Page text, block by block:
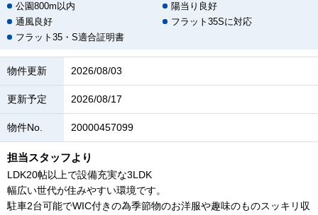
公園800m以内
陽当り良好
通風良好
フラット35Sに対応
フラット35・S適合証明書
物件更新 2026/08/03
更新予定 2026/08/17
物件No. 20000457099
担当スタッフより
LDK20帖以上で設備充実な3LDK
幅広い世代が住みやすい環境です。
駐車2台可能でWIC付きの為季節物のお洋服や趣味のものスッキリ収